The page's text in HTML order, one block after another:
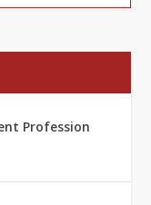
Profession